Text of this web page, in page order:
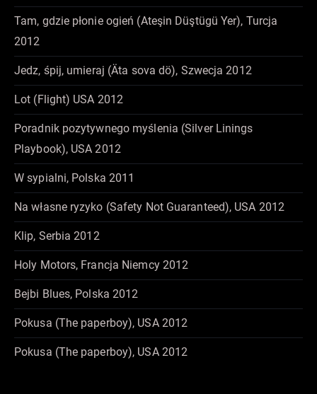
Tam, gdzie płonie ogień (Ateşin Düştügü Yer), Turcja
2012
Jedz, śpij, umieraj (Äta sova dö), Szwecja 2012
Lot (Flight) USA 2012
Poradnik pozytywnego myślenia (Silver Linings
Playbook), USA 2012
W sypialni, Polska 2011
Na własne ryzyko (Safety Not Guaranteed), USA 2012
Klip, Serbia 2012
Holy Motors, Francja Niemcy 2012
Bejbi Blues, Polska 2012
Pokusa (The paperboy), USA 2012
Pokusa (The paperboy), USA 2012